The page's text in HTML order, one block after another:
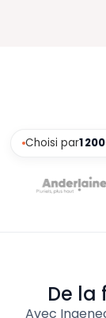
Choisi par1
De la
Avec